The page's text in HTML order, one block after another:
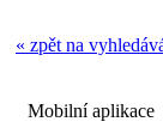
« zpět na
Mobilní aplikace